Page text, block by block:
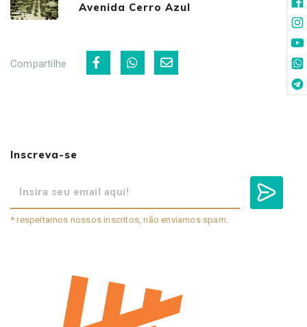
Avenida Cerro Azul
Compartilhe
Inscreva-se
* respeitamos nossos inscritos, não enviamos spam.